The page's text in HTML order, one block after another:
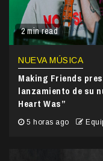
2 min read
NUEVA MÚSICA
Making Friends
lanzamiento de su
Heart Was”
5 horas ago